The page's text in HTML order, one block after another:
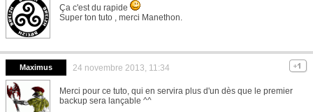
Ça c'est du rapide
Super ton tuto , merci Manethon.
Maximus 24 novembre 2013, 11:34
Merci pour ce tuto, qui en servira plus d'un dès que le premier
backup sera lançable ^^